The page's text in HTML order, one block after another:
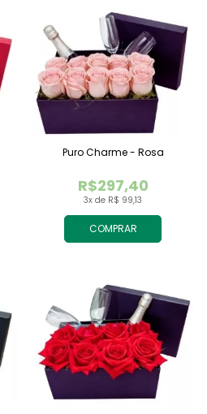
COMPRAR
3x de R$ 99,13
R$297,40
Puro Charme - Rosa